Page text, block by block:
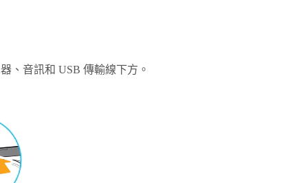
、音訊和 USB 傳輸線下方。